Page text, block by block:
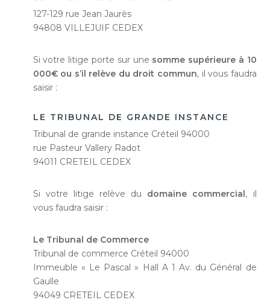
127-129 rue Jean Jaurès
94808 VILLEJUIF CEDEX
Si votre litige porte sur une somme supérieure à 10
000€ ou s’il relève du droit commun, il vous faudra
saisir :
LE TRIBUNAL DE GRANDE INSTANCE
Tribunal de grande instance Créteil 94000
rue Pasteur Vallery Radot
94011 CRETEIL CEDEX
Si votre litige relève du domaine commercial, il
vous faudra saisir :
Le Tribunal de Commerce
Tribunal de commerce Créteil 94000
Immeuble « Le Pascal » Hall A 1 Av. du Général de
Gaulle
94049 CRETEIL CEDEX